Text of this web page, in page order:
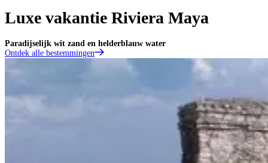
Luxe vakantie Riviera Maya
Paradijselijk wit zand en helderblauw water
Ontdek alle bestemmingen